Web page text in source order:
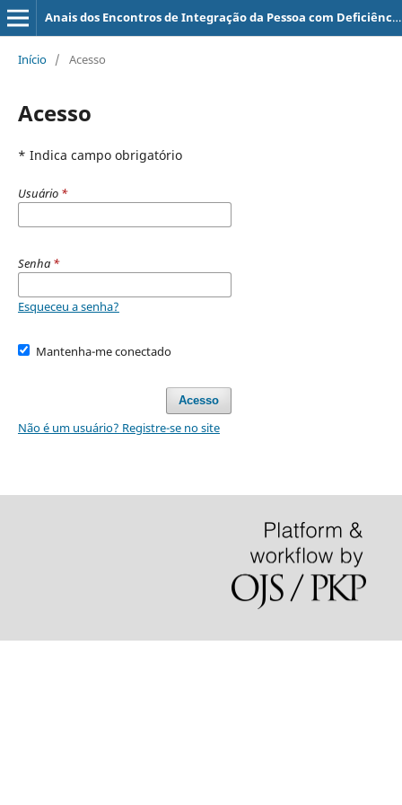
Anais dos Encontros de Integração da Pessoa com Deficiência
Início / Acesso
Acesso
* Indica campo obrigatório
Usuário *
Senha *
Esqueceu a senha?
Mantenha-me conectado
Acesso
Não é um usuário? Registre-se no site